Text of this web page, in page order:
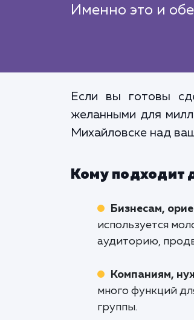
Именно это и
Если вы готовы
желанными для
Михайловске над
Кому подходит
Бизнесам,
используется
аудиторию,
Компаниям,
много функций
группы.